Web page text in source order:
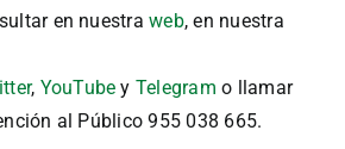
en nuestraweb, en nuestra
, YouTube y Telegramo llamar
al Público 955 038 665.